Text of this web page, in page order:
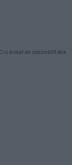
s kosarak összeállítása